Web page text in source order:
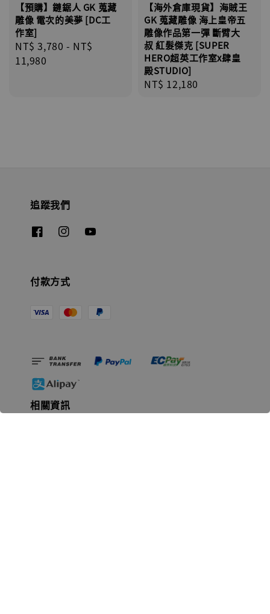
【預購】鏈鋸人 GK 蒐藏
雕像 電次的美夢 [DC工
作室]
Regular
price
NT$ 3,780 - NT$
11,980
【海外倉庫現貨】海賊王
GK 蒐藏雕像 海上皇帝五
雕像作品第一彈 斷臂大
叔 紅髮傑克 [SUPER
HERO超英工作室x肆皇
殿STUDIO]
Regular
NT$ 12,180
追蹤我們
付款方式
相關資訊